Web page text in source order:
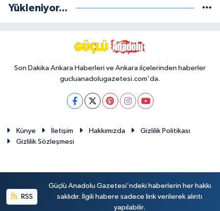
Yükleniyor...
Son Dakika Ankara Haberleri ve Ankara ilçelerinden haberler
gucluanadolugazetesi.com'da.
Künye İletişim Hakkımızda
Gizlilik Politikası
Gizlilik Sözleşmesi
RSS
Güçlü Anadolu Gazetesi'ndeki haberlerin her hakkı
saklıdır. İlgili habere sadece link verilerek alıntı
yapılabilir.